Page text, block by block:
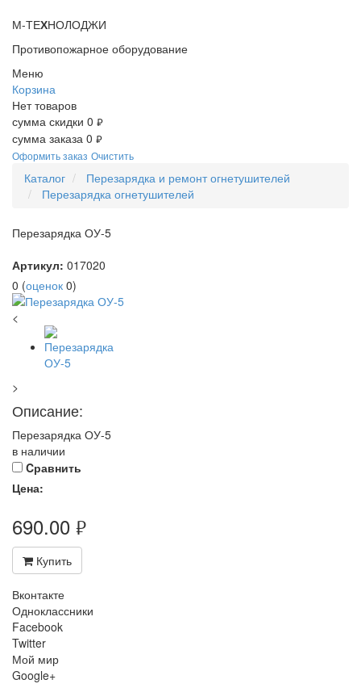
М-ТЕХНОЛОДЖИ
Противопожарное оборудование
Меню
Корзина
Нет товаров
сумма скидки 0 руб.
сумма заказа 0 руб.
Оформить заказ Очистить
Каталог
Перезарядка и ремонт огнетушителей
Перезарядка огнетушителей
Перезарядка ОУ-5
Артикул: 017020
0 (оценок 0)
<
>
Описание:
Перезарядка ОУ-5
в наличии
Cравнить
Цена:
690.00 руб.
Купить
Вконтакте
Одноклассники
Facebook
Twitter
Мой мир
Google+